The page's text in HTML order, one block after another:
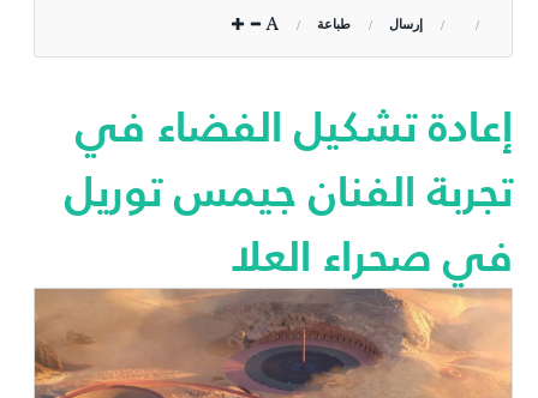
إرسال طباعة
إعادة تشكيل الفضاء في
تجربة الفنان جيمس توريل
في صحراء العلا